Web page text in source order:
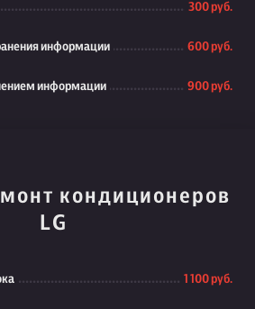
300 руб.
информации 600 руб.
информации 900 руб.
кондиционеров
LG
1 100 руб.